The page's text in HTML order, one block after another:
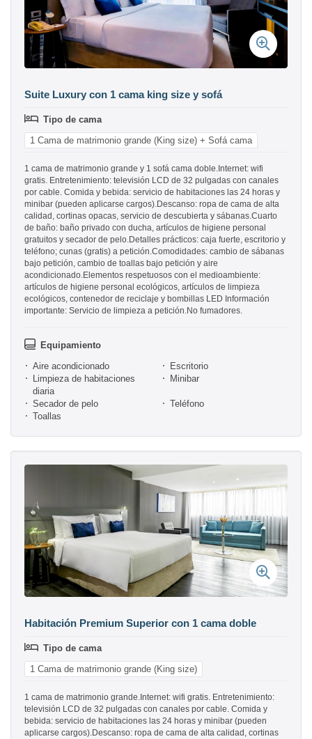
Suite Luxury con 1 cama king size y sofá
Tipo de cama
1 Cama de matrimonio grande (King size) + Sofá cama
1 cama de matrimonio grande y 1 sofá cama doble.Internet: wifi
gratis. Entretenimiento: televisión LCD de 32 pulgadas con canales
por cable. Comida y bebida: servicio de habitaciones las 24 horas y
minibar (pueden aplicarse cargos).Descanso: ropa de cama de alta
calidad, cortinas opacas, servicio de descubierta y sábanas.Cuarto
de baño: baño privado con ducha, artículos de higiene personal
gratuitos y secador de pelo.Detalles prácticos: caja fuerte, escritorio y
teléfono; cunas (gratis) a petición.Comodidades: cambio de sábanas
bajo petición, cambio de toallas bajo petición y aire
acondicionado.Elementos respetuosos con el medioambiente:
artículos de higiene personal ecológicos, artículos de limpieza
ecológicos, contenedor de reciclaje y bombillas LED Información
importante: Servicio de limpieza a petición.No fumadores.
Equipamiento
Aire acondicionado
Escritorio
Limpieza de habitaciones
diaria
Minibar
Secador de pelo
Teléfono
Toallas
Habitación Premium Superior con 1 cama doble
Tipo de cama
1 Cama de matrimonio grande (King size)
1 cama de matrimonio grande.Internet: wifi gratis. Entretenimiento:
televisión LCD de 32 pulgadas con canales por cable. Comida y
bebida: servicio de habitaciones las 24 horas y minibar (pueden
aplicarse cargos).Descanso: ropa de cama de alta calidad, cortinas